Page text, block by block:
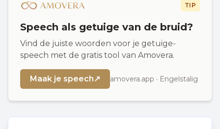
TIP
Speech als getuige van de bruid?
Vind de juiste woorden voor je getuige-
speech met de gratis tool van Amovera.
Maak je speech↗ amovera.app · Engelstalig